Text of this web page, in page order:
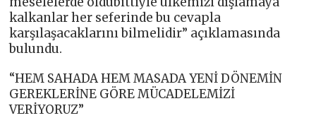
kalkanlar her seferinde bu cevapla
karşılaşacaklarını bilmelidir” açıklamasında
bulundu.
“HEM SAHADA HEM MASADA YENİ DÖNEMİN
GEREKLERİNE GÖRE MÜCADELEMİZİ
VERİYORUZ”